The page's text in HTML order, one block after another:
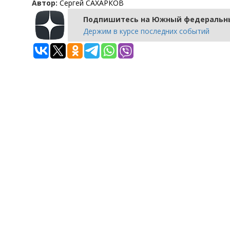
Автор: Сергей САХАРКОВ
Подпишитесь на Южный
Держим в курсе последних событий